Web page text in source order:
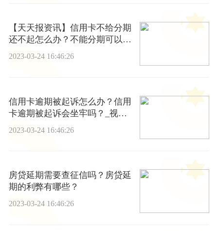
【天天报资讯】信用卡不给分期
还不起怎么办？不能分期可以和
银行协商吗？
2023-03-24 16:46:26
信用卡逾期被起诉怎么办？信用
卡逾期被起诉会坐牢吗？_视焦
2023-03-24 16:46:26
房贷延期需要查征信吗？房贷延
期的利弊有哪些？
2023-03-24 16:46:26